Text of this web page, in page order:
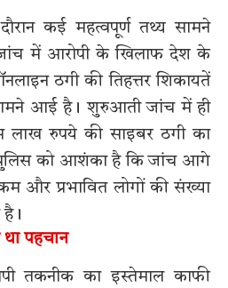
कई महत्वपूर्ण तथ्य सामने
में आरोपी के खिलाफ देश के
ठगी की तिहत्तर शिकायतें
आई है। शुरुआती जांच में ही
लाख रुपये की साइबर ठगी का
को आशंका है कि जांच आगे
और प्रभावित लोगों की संख्या
पहचान
तकनीक का इस्तेमाल काफी